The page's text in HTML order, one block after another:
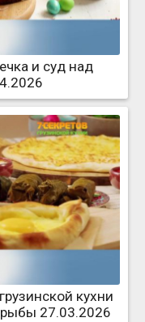
и суд над
кухни
27.03.2026